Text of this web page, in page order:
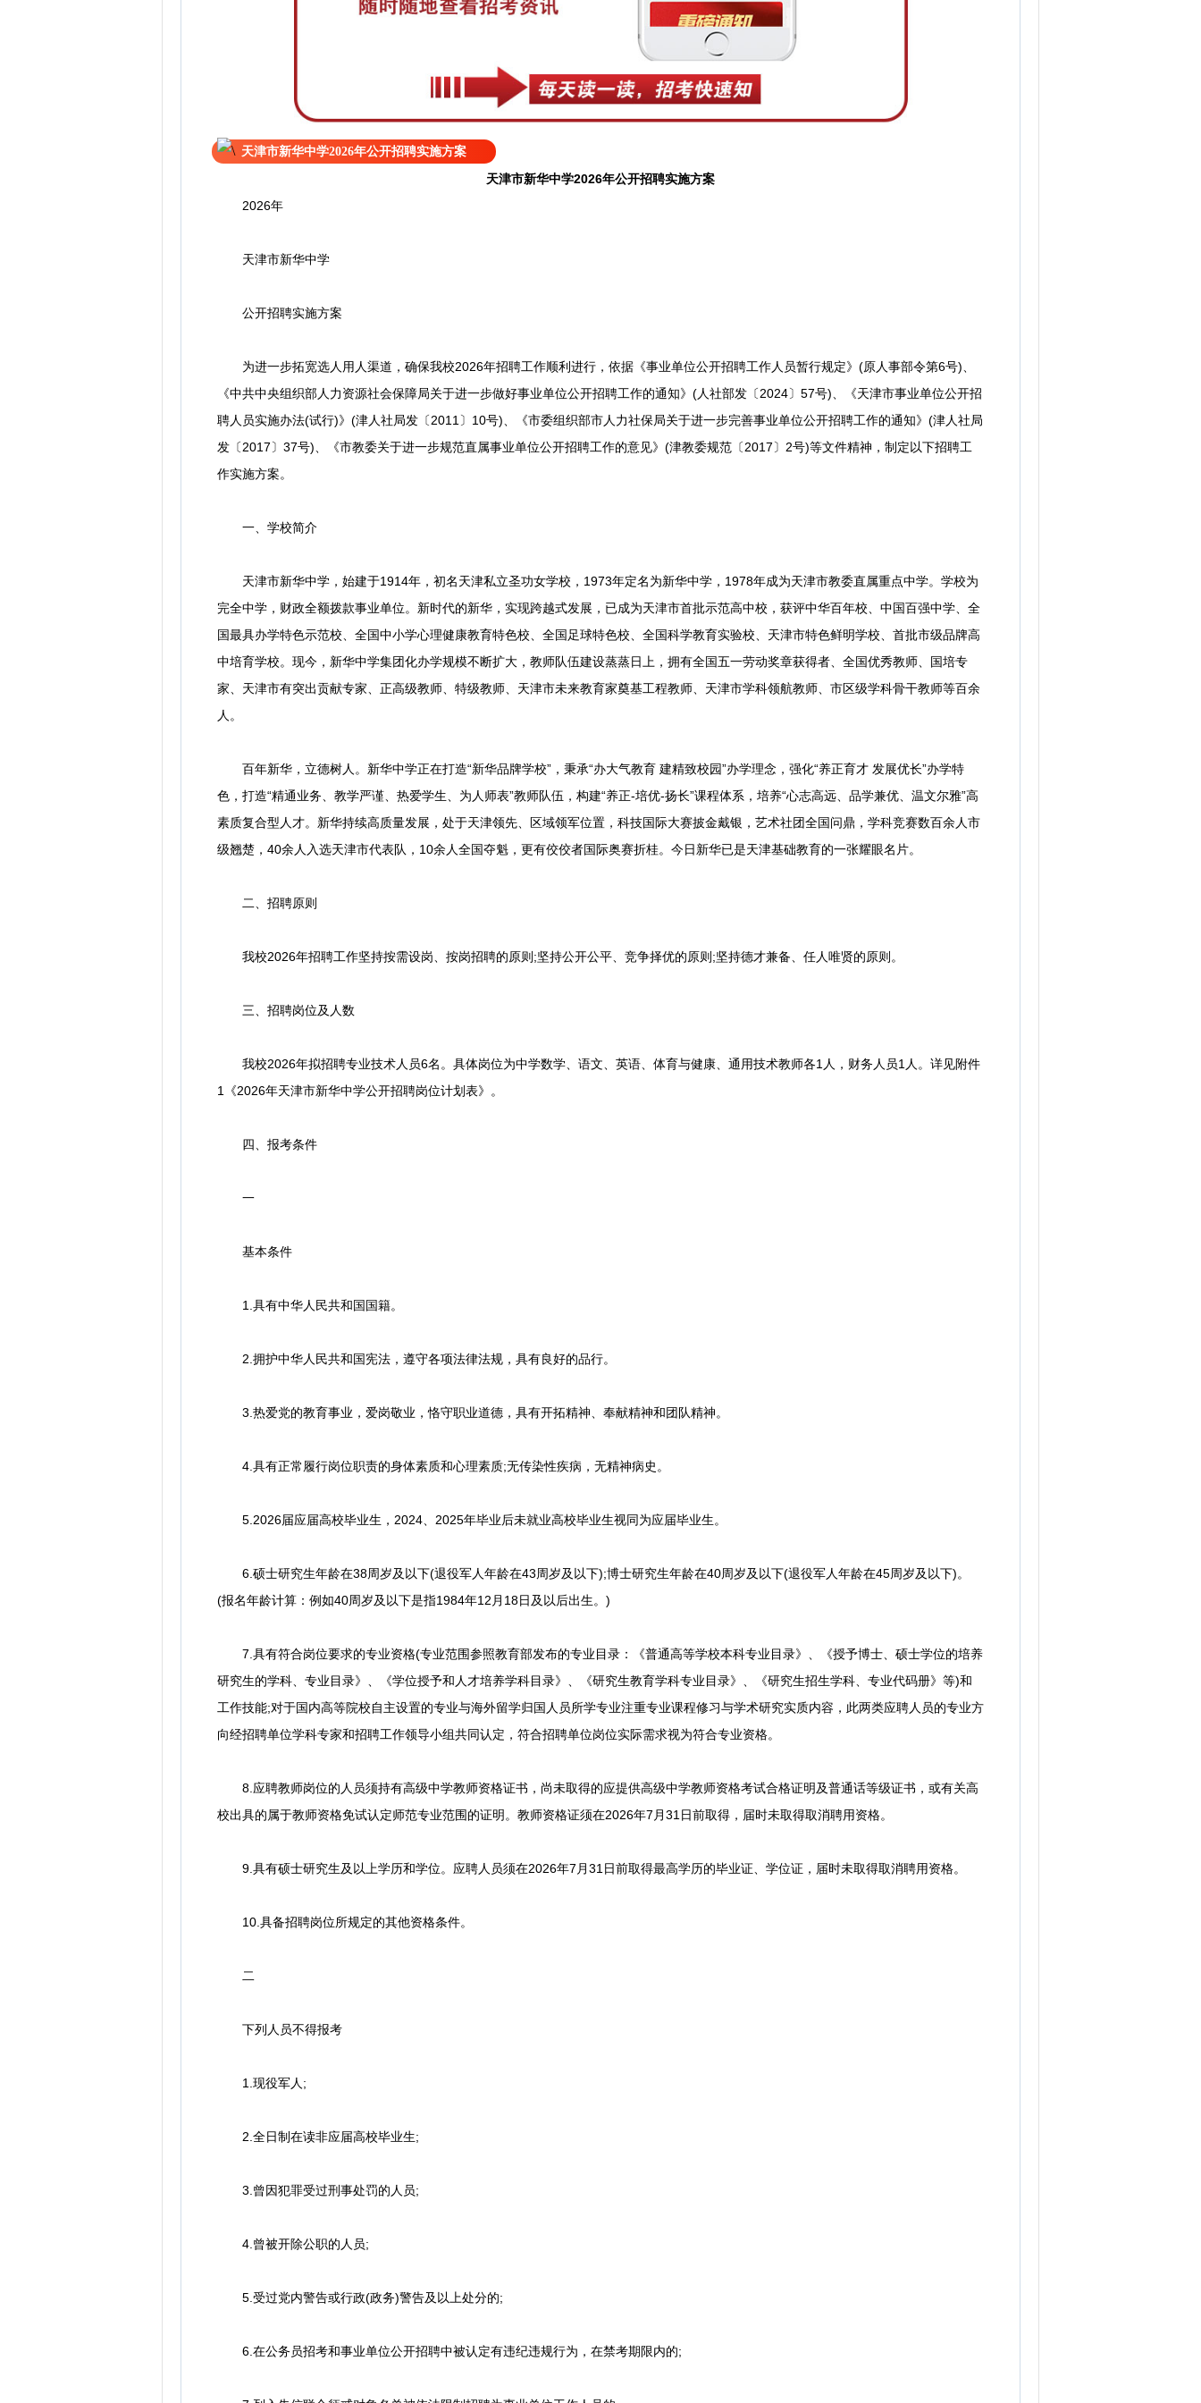
天津市新华中学2026年公开招聘实施方案
天津市新华中学2026年公开招聘实施方案
2026年
天津市新华中学
公开招聘实施方案
为进一步拓宽选人用人渠道，确保我校2026年招聘工作顺利进行，依据《事业单位公开招聘工作人员暂行规定》(原人事部令第6号)、
《中共中央组织部人力资源社会保障局关于进一步做好事业单位公开招聘工作的通知》(人社部发〔2024〕57号)、《天津市事业单位公开招
聘人员实施办法(试行)》(津人社局发〔2011〕10号)、《市委组织部市人力社保局关于进一步完善事业单位公开招聘工作的通知》(津人社局
发〔2017〕37号)、《市教委关于进一步规范直属事业单位公开招聘工作的意见》(津教委规范〔2017〕2号)等文件精神，制定以下招聘工
作实施方案。
一、学校简介
天津市新华中学，始建于1914年，初名天津私立圣功女学校，1973年定名为新华中学，1978年成为天津市教委直属重点中学。学校为
完全中学，财政全额拨款事业单位。新时代的新华，实现跨越式发展，已成为天津市首批示范高中校，获评中华百年校、中国百强中学、全
国最具办学特色示范校、全国中小学心理健康教育特色校、全国足球特色校、全国科学教育实验校、天津市特色鲜明学校、首批市级品牌高
中培育学校。现今，新华中学集团化办学规模不断扩大，教师队伍建设蒸蒸日上，拥有全国五一劳动奖章获得者、全国优秀教师、国培专
家、天津市有突出贡献专家、正高级教师、特级教师、天津市未来教育家奠基工程教师、天津市学科领航教师、市区级学科骨干教师等百余
人。
百年新华，立德树人。新华中学正在打造“新华品牌学校”，秉承“办大气教育 建精致校园”办学理念，强化“养正育才 发展优长”办学特
色，打造“精通业务、教学严谨、热爱学生、为人师表”教师队伍，构建“养正-培优-扬长”课程体系，培养“心志高远、品学兼优、温文尔雅”高
素质复合型人才。新华持续高质量发展，处于天津领先、区域领军位置，科技国际大赛披金戴银，艺术社团全国问鼎，学科竞赛数百余人市
级翘楚，40余人入选天津市代表队，10余人全国夺魁，更有佼佼者国际奥赛折桂。今日新华已是天津基础教育的一张耀眼名片。
二、招聘原则
我校2026年招聘工作坚持按需设岗、按岗招聘的原则;坚持公开公平、竞争择优的原则;坚持德才兼备、任人唯贤的原则。
三、招聘岗位及人数
我校2026年拟招聘专业技术人员6名。具体岗位为中学数学、语文、英语、体育与健康、通用技术教师各1人，财务人员1人。详见附件
1《2026年天津市新华中学公开招聘岗位计划表》。
四、报考条件
一
基本条件
1.具有中华人民共和国国籍。
2.拥护中华人民共和国宪法，遵守各项法律法规，具有良好的品行。
3.热爱党的教育事业，爱岗敬业，恪守职业道德，具有开拓精神、奉献精神和团队精神。
4.具有正常履行岗位职责的身体素质和心理素质;无传染性疾病，无精神病史。
5.2026届应届高校毕业生，2024、2025年毕业后未就业高校毕业生视同为应届毕业生。
6.硕士研究生年龄在38周岁及以下(退役军人年龄在43周岁及以下);博士研究生年龄在40周岁及以下(退役军人年龄在45周岁及以下)。
(报名年龄计算：例如40周岁及以下是指1984年12月18日及以后出生。)
7.具有符合岗位要求的专业资格(专业范围参照教育部发布的专业目录：《普通高等学校本科专业目录》、《授予博士、硕士学位的培养
研究生的学科、专业目录》、《学位授予和人才培养学科目录》、《研究生教育学科专业目录》、《研究生招生学科、专业代码册》等)和
工作技能;对于国内高等院校自主设置的专业与海外留学归国人员所学专业注重专业课程修习与学术研究实质内容，此两类应聘人员的专业方
向经招聘单位学科专家和招聘工作领导小组共同认定，符合招聘单位岗位实际需求视为符合专业资格。
8.应聘教师岗位的人员须持有高级中学教师资格证书，尚未取得的应提供高级中学教师资格考试合格证明及普通话等级证书，或有关高
校出具的属于教师资格免试认定师范专业范围的证明。教师资格证须在2026年7月31日前取得，届时未取得取消聘用资格。
9.具有硕士研究生及以上学历和学位。应聘人员须在2026年7月31日前取得最高学历的毕业证、学位证，届时未取得取消聘用资格。
10.具备招聘岗位所规定的其他资格条件。
二
下列人员不得报考
1.现役军人;
2.全日制在读非应届高校毕业生;
3.曾因犯罪受过刑事处罚的人员;
4.曾被开除公职的人员;
5.受过党内警告或行政(政务)警告及以上处分的;
6.在公务员招考和事业单位公开招聘中被认定有违纪违规行为，在禁考期限内的;